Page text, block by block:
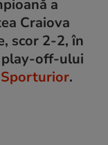
a
Craiova
scor 2-2, în
play-off-ului
Sporturior.